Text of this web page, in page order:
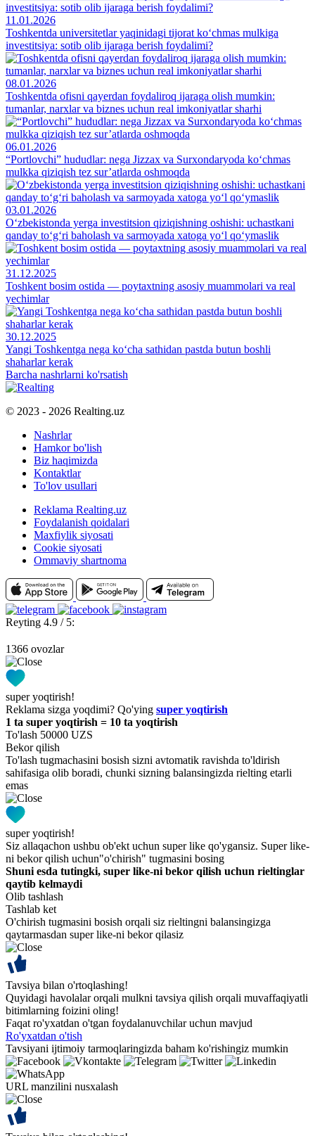
11.01.2026
Toshkentda universitetlar yaqinidagi tijorat ko‘chmas mulkiga
investitsiya: sotib olib ijaraga berish foydalimi?
08.01.2026
Toshkentda ofisni qayerdan foydaliroq ijaraga olish mumkin:
tumanlar, narxlar va biznes uchun real imkoniyatlar sharhi
06.01.2026
“Portlovchi” hududlar: nega Jizzax va Surxondaryoda ko‘chmas
mulkka qiziqish tez sur’atlarda oshmoqda
03.01.2026
O‘zbekistonda yerga investitsion qiziqishning oshishi: uchastkani
qanday to‘g‘ri baholash va sarmoyada xatoga yo‘l qo‘ymaslik
31.12.2025
Toshkent bosim ostida — poytaxtning asosiy muammolari va real
yechimlar
30.12.2025
Yangi Toshkentga nega ko‘cha sathidan pastda butun boshli
shaharlar kerak
Barcha nashrlarni ko'rsatish
© 2023 - 2026 Realting.uz
Nashrlar
Hamkor bo'lish
Biz haqimizda
Kontaktlar
To'lov usullari
Reklama Realting.uz
Foydalanish qoidalari
Maxfiylik siyosati
Cookie siyosati
Ommaviy shartnoma
Reyting 4.9 / 5:
1366 ovozlar
super yoqtirish!
Reklama sizga yoqdimi? Qo'ying super yoqtirish
1 ta super yoqtirish = 10 ta yoqtirish
To'lash 50000 UZS
Bekor qilish
To'lash tugmachasini bosish sizni avtomatik ravishda to'ldirish
sahifasiga olib boradi, chunki sizning balansingizda rielting etarli
emas
super yoqtirish!
Siz allaqachon ushbu ob'ekt uchun super like qo'ygansiz. Super like-
ni bekor qilish uchun"o'chirish" tugmasini bosing
Shuni esda tutingki, super like-ni bekor qilish uchun rieltinglar
qaytib kelmaydi
Olib tashlash
Tashlab ket
O'chirish tugmasini bosish orqali siz rieltingni balansingizga
qaytarmasdan super like-ni bekor qilasiz
Tavsiya bilan o'rtoqlashing!
Quyidagi havolalar orqali mulkni tavsiya qilish orqali muvaffaqiyatli
bitimlarning foizini oling!
Faqat ro'yxatdan o'tgan foydalanuvchilar uchun mavjud
Ro'yxatdan o'tish
Tavsiyani ijtimoiy tarmoqlaringizda baham ko'rishingiz mumkin
URL manzilini nusxalash